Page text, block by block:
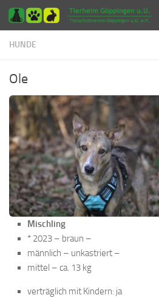
Zum Inhalt springen
HUNDE
Ole
Mischling
* 2023 – braun –
männlich – unkastriert –
mittel – ca. 13 kg
verträglich mit Kindern: ja